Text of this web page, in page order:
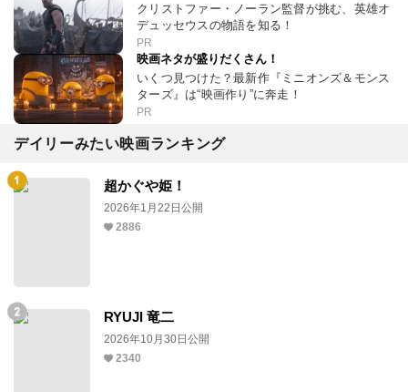
クリストファー・ノーラン監督が挑む、英雄オ
デュッセウスの物語を知る！
PR
映画ネタが盛りだくさん！
いくつ見つけた？最新作『ミニオンズ＆モンス
ターズ』は“映画作り”に奔走！
PR
デイリーみたい映画ランキング
超かぐや姫！
2026年1月22日公開
2886
RYUJI 竜二
2026年10月30日公開
2340